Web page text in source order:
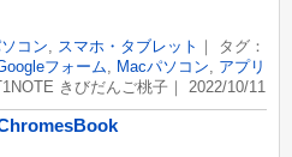
コン スマホ・タブレット ｜ タグ：
フォーム Macパソコン
アプリ
きびだんご桃子｜ 2022/10/11